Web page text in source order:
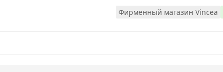
Фирменный магазин Vincea